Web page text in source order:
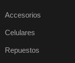
Accesorios
Celulares
Repuestos